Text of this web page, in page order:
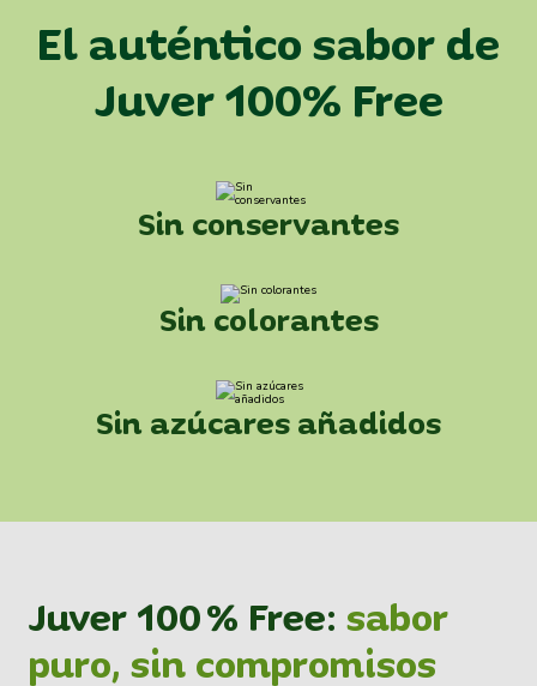
El auténtico sabor de
Juver 100% Free
Sin conservantes
Sin colorantes
Sin azúcares añadidos
Juver 100 % Free: sabor
puro, sin compromisos